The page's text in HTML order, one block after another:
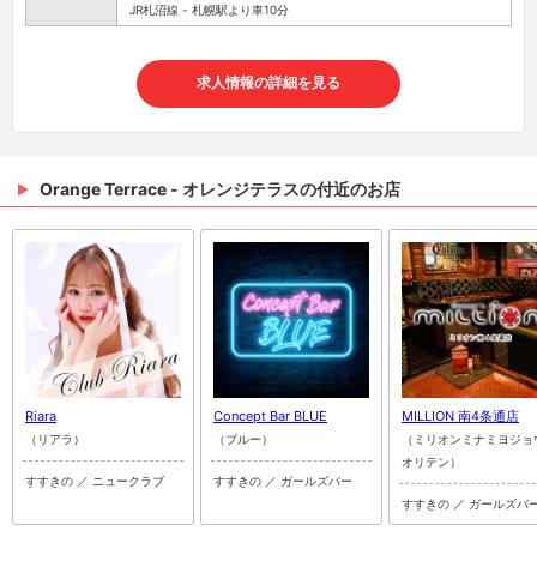
JR札沼線 - 札幌駅より車10分
求人情報の詳細を見る
Orange Terrace - オレンジテラスの付近のお店
Riara
（リアラ）
すすきの ／ ニュークラブ
Concept Bar BLUE
（ブルー）
すすきの ／ ガールズバー
MILLION 南4条通店
（ミリオンミナミヨジョ
オリテン）
すすきの ／ ガールズバ